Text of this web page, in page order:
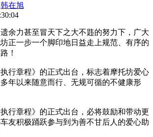
韩在旭
余力甚至冒天下之大不韪的努力下，广大
正一步一个脚印地日益走上规范、有序的
！
执行章程》的正式出台，标志着摩托坊爱心
年以来随意而行、无规可循的不健康形
执行章程》的正式出台，必将鼓励和带动更
友积极踊跃参与到为善不甘后人的爱心助